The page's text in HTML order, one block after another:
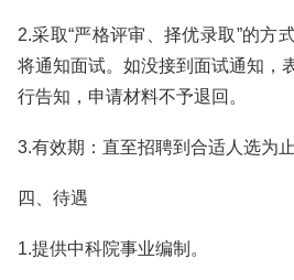
2.采取“严格评审、择优录取”的方
将通知面试。如没接到面试通知，
行告知，申请材料不予退回。
3.有效期：直至招聘到合适人选为止
四、待遇
1.提供中科院事业编制。